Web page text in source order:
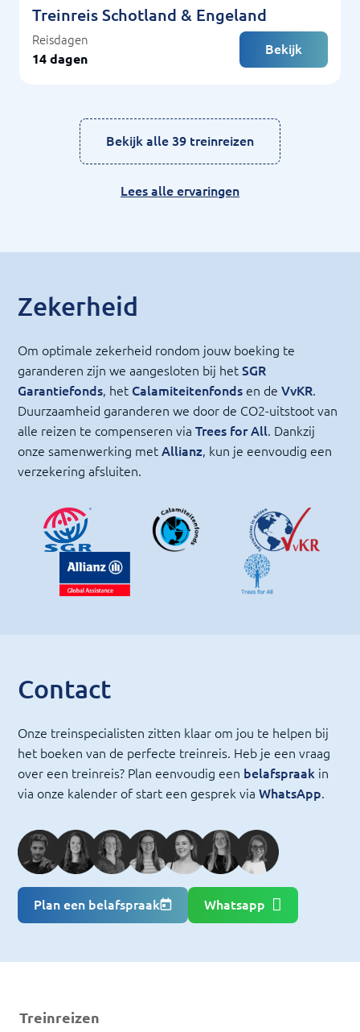
Treinreis Schotland & Engeland
Reisdagen
14 dagen
Bekijk
Bekijk alle 39 treinreizen
Lees alle ervaringen
Zekerheid
Om optimale zekerheid rondom jouw boeking te
garanderen zijn we aangesloten bij het SGR
Garantiefonds, het Calamiteitenfondsen de VvKR.
Duurzaamheid garanderen we door de CO2-uitstoot van
alle reizen te compenseren via Trees for All. Dankzij
onze samenwerking met Allianz, kun je eenvoudig een
verzekering afsluiten.
Contact
Onze treinspecialisten zitten klaar om jou te helpen bij
het boeken van de perfecte treinreis. Heb je een vraag
over een treinreis? Plan eenvoudig een belafspraak in
via onze kalender of start een gesprek via WhatsApp.
Plan een belafspraak Whatsapp
Treinreizen